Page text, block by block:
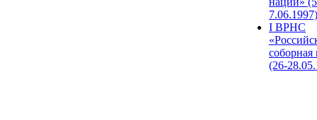
7.06.1997)
I ВРНС
(26-